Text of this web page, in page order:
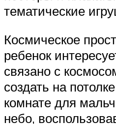
тематические
Космическое
ребенок
связано с
создать на
комнате для
небо,